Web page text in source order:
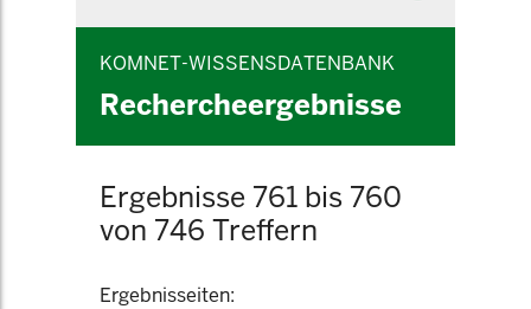
KOMNET-WISSENSDATENBANK
Rechercheergebnisse
Ergebnisse 761 bis 760
von 746 Treffern
Ergebnisseiten: